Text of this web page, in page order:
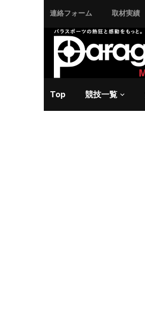
連絡フォーム 取材実績
Top 競技一覧